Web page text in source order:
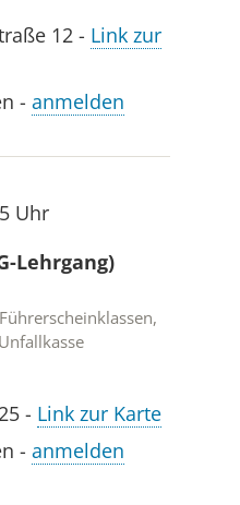
12 - Link zur
- anmelden
Uhr
Lehrgang)
- Link zur Karte
- anmelden